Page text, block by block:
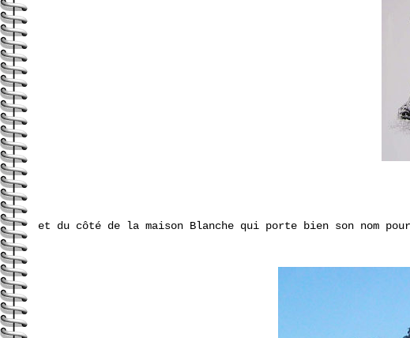
et du côté de la maison Blanche qui porte bien son nom